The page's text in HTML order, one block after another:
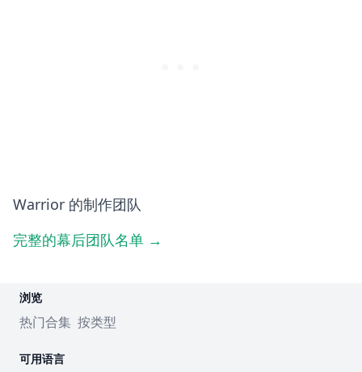
Warrior 的制作团队
完整的幕后团队名单 →
浏览
热门合集 按类型
可用语言